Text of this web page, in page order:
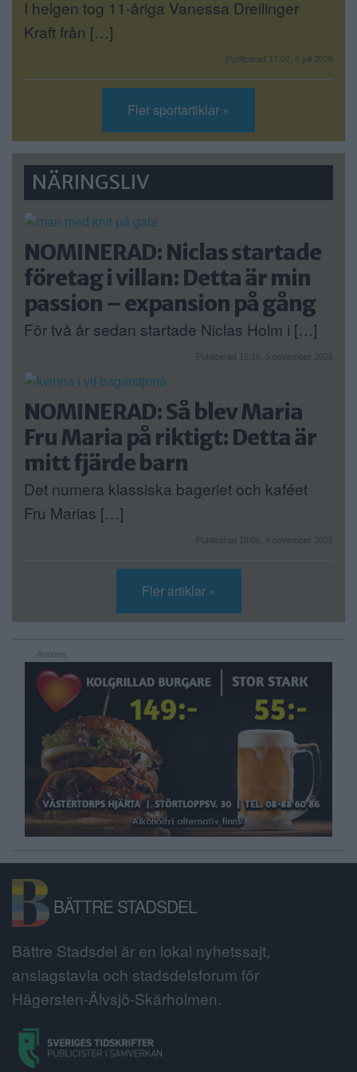
I helgen tog 11-åriga Vanessa Dreilinger
Kraft från […]
Publicerad 17:02, 6 juli 2026
Fler sportartiklar »
NÄRINGSLIV
NOMINERAD: Niclas startade
företag i villan: Detta är min
passion – expansion på gång
För två år sedan startade Niclas Holm i […]
Publicerad 16:16, 5 november 2025
NOMINERAD: Så blev Maria
Fru Maria på riktigt: Detta är
mitt fjärde barn
Det numera klassiska bageriet och kaféet
Fru Marias […]
Publicerad 18:06, 4 november 2025
Fler artiklar »
Annons:
BÄTTRE STADSDEL
Bättre Stadsdel är en lokal nyhetssajt,
anslagstavla och stadsdelsforum för
Hägersten-Älvsjö-Skärholmen.